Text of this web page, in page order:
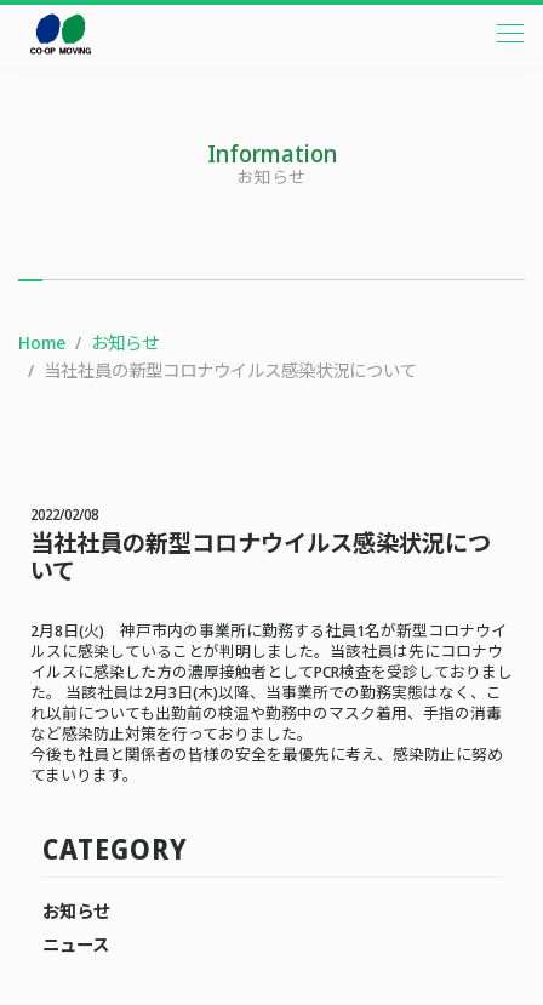
メ
本文までスキップする
Information
お知らせ
Home
お知らせ
当社社員の新型コロナウイルス感染状況について
2022/02/08
当社社員の新型コロナウイルス感染状況につ
いて
2月8日(火) 神戸市内の事業所に勤務する社員1名が新型コロナウイ
ルスに感染していることが判明しました。当該社員は先にコロナウ
イルスに感染した方の濃厚接触者としてPCR検査を受診しておりまし
た。 当該社員は2月3日(木)以降、当事業所での勤務実態はなく、こ
れ以前についても出勤前の検温や勤務中のマスク着用、手指の消毒
など感染防止対策を行っておりました。
今後も社員と関係者の皆様の安全を最優先に考え、感染防止に努め
てまいります。
CATEGORY
お知らせ
ニュース